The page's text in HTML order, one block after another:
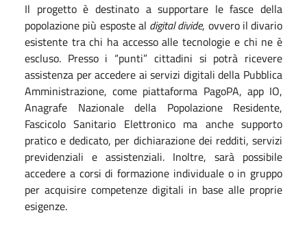
Il progetto è destinato a supportare le fasce della
popolazione più esposte al digital divide, ovvero il divario
esistente tra chi ha accesso alle tecnologie e chi ne è
escluso. Presso i “punti” cittadini si potrà ricevere
assistenza per accedere ai servizi digitali della Pubblica
Amministrazione, come piattaforma PagoPA, app IO,
Anagrafe Nazionale della Popolazione Residente,
Fascicolo Sanitario Elettronico ma anche supporto
pratico e dedicato, per dichiarazione dei redditi, servizi
previdenziali e assistenziali. Inoltre, sarà possibile
accedere a corsi di formazione individuale o in gruppo
per acquisire competenze digitali in base alle proprie
esigenze.